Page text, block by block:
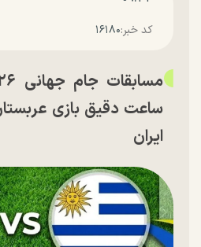
کد خبر:۱۶۱۸۰
ساعت دقیق بازی
ایران